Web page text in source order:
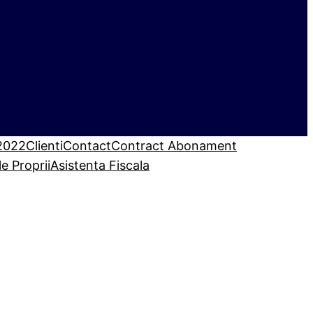
ClientiContactContract Abonament
PropriiAsistenta Fiscala